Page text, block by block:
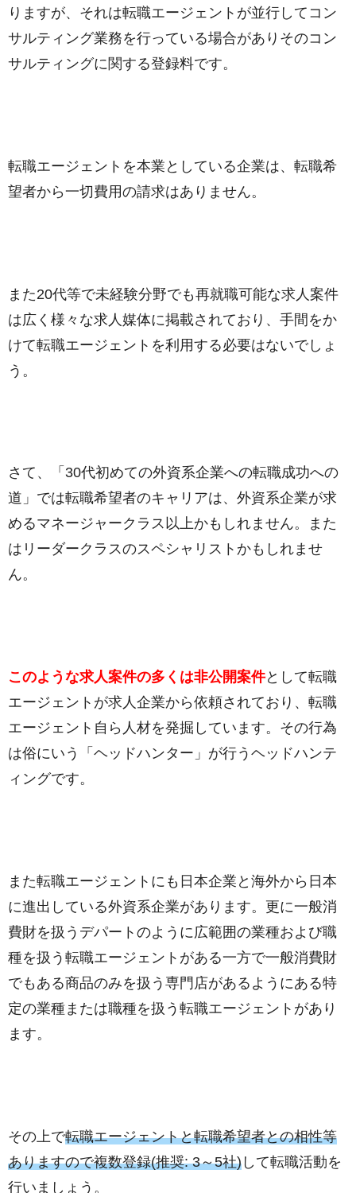
りますが、それは転職エージェントが並行してコン
サルティング業務を行っている場合がありそのコン
サルティングに関する登録料です。
転職エージェントを本業としている企業は、転職希
望者から一切費用の請求はありません。
また20代等で未経験分野でも再就職可能な求人案件
は広く様々な求人媒体に掲載されており、手間をか
けて転職エージェントを利用する必要はないでしょ
う。
さて、「30代初めての外資系企業への転職成功への
道」では転職希望者のキャリアは、外資系企業が求
めるマネージャークラス以上かもしれません。また
はリーダークラスのスペシャリストかもしれませ
ん。
このような求人案件の多くは非公開案件として転職
エージェントが求人企業から依頼されており、転職
エージェント自ら人材を発掘しています。その行為
は俗にいう「ヘッドハンター」が行うヘッドハンテ
ィングです。
また転職エージェントにも日本企業と海外から日本
に進出している外資系企業があります。更に一般消
費財を扱うデパートのように広範囲の業種および職
種を扱う転職エージェントがある一方で一般消費財
でもある商品のみを扱う専門店があるようにある特
定の業種または職種を扱う転職エージェントがあり
ます。
その上で転職エージェントと転職希望者との相性等
ありますので複数登録(推奨: 3～5社) して転職活動を
行いましょう。